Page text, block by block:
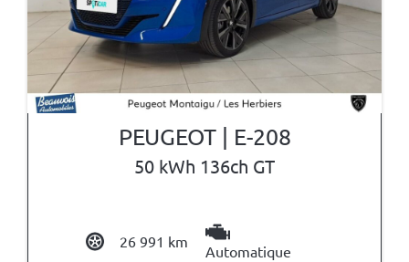
PEUGEOT | E-208
50 kWh 136ch GT
26 991 km
Automatique